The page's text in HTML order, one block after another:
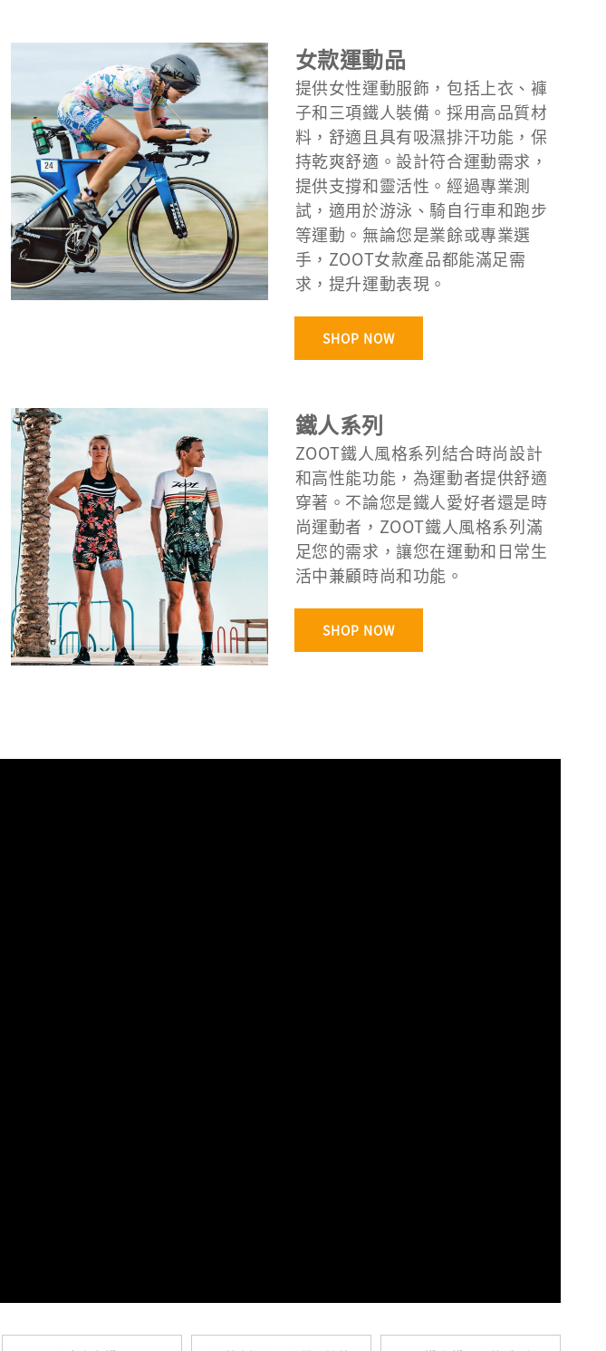
女款運動品
提供女性運動服飾，包括上衣、褲
子和三項鐵人裝備。採用高品質材
料，舒適且具有吸濕排汗功能，保
持乾爽舒適。設計符合運動需求，
提供支撐和靈活性。經過專業測
試，適用於游泳、騎自行車和跑步
等運動。無論您是業餘或專業選
手，ZOOT女款產品都能滿足需
求，提升運動表現。
SHOP NOW
鐵人系列
ZOOT鐵人風格系列結合時尚設計
和高性能功能，為運動者提供舒適
穿著。不論您是鐵人愛好者還是時
尚運動者，ZOOT鐵人風格系列滿
足您的需求，讓您在運動和日常生
活中兼顧時尚和功能。
SHOP NOW